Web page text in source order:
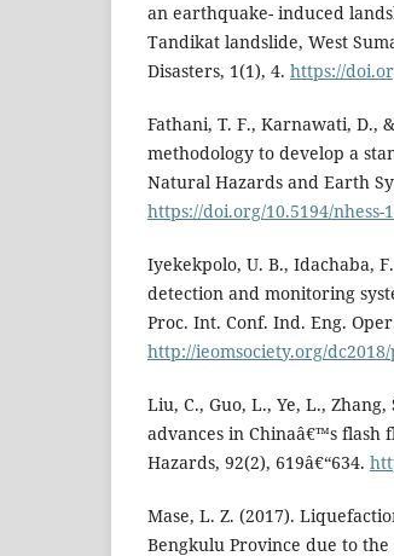
an earthquake- induced
Tandikat landslide, West
Disasters, 1(1), 4. https://
Fathani, T. F., Karnawati, D.,
methodology to develop a
Natural Hazards and Earth
https://doi.org/10.5194/nhess-
Iyekekpolo, U. B., Idachaba,
detection and monitoring
Proc. Int. Conf. Ind. Eng.
http://ieomsociety.org/
Liu, C., Guo, L., Ye, L.,
advances in Chinaâ€™s flash
Hazards, 92(2), 619â€“634.
Mase, L. Z. (2017).
Bengkulu Province due to